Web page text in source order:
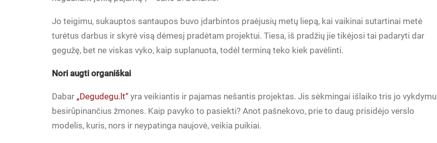
Jo teigimu, sukauptos santaupos buvo įdarbintos praėjusių metų liepą, kai vaikinai sutartinai metė
turėtus darbus ir skyrė visą dėmesį pradėtam projektui. Tiesa, iš pradžių jie tikėjosi tai padaryti dar
gegužę, bet ne viskas vyko, kaip suplanuota, todėl terminą teko kiek pavėlinti.
Nori augti organiškai
Dabar „Degudegu.lt“ yra veikiantis ir pajamas nešantis projektas. Jis sėkmingai išlaiko tris jo vykdymu
besirūpinančius žmones. Kaip pavyko to pasiekti? Anot pašnekovo, prie to daug prisidėjo verslo
modelis, kuris, nors ir neypatinga naujovė, veikia puikiai.